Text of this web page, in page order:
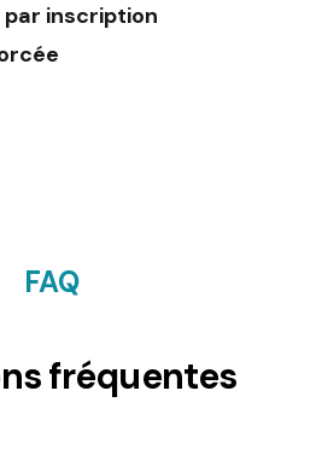
par inscription
FAQ
fréquentes